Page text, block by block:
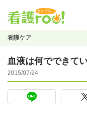
看護ケア
血液は何でできて
2015/07/24